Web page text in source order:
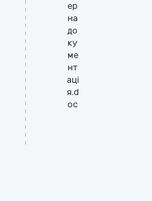
ер
на
до
ку
ме
нт
аці
я.d
oc